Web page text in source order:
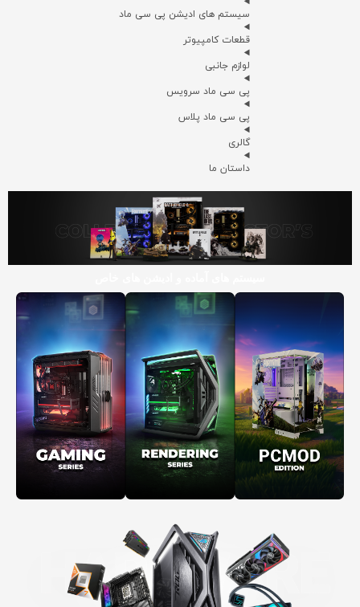
سیستم های ادیشن پی سی ماد
قطعات کامپیوتر
لوازم جانبی
پی سی ماد سرویس
پی سی ماد پلاس
گالری
داستان ما